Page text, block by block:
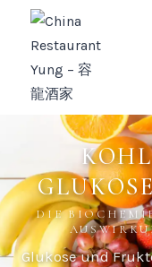
DIE
Glukose und